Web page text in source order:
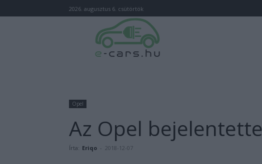
2026. augusztus 6. csütörtök
Opel
Az Opel
Írta: Eriqo - 2018-12-07